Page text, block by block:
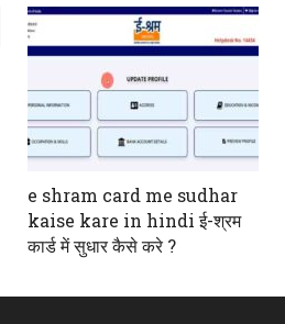
e shram card me sudhar
kaise kare in hindi ई-श्रम
कार्ड में सुधार कैसे करे ?